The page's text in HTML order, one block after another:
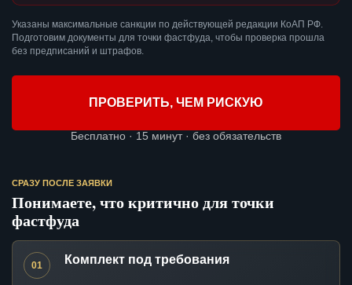
Указаны максимальные санкции по действующей редакции КоАП РФ.
Подготовим документы для точки фастфуда, чтобы проверка прошла
без предписаний и штрафов.
ПРОВЕРИТЬ, ЧЕМ РИСКУЮ
Бесплатно · 15 минут · без обязательств
СРАЗУ ПОСЛЕ ЗАЯВКИ
Понимаете, что критично для точки
фастфуда
01 Комплект под требования